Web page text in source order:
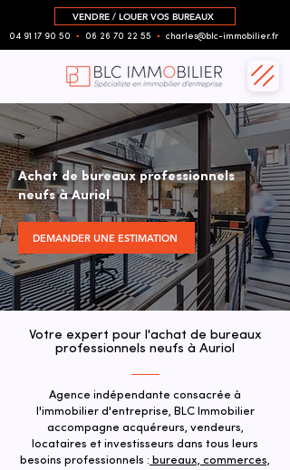
VENDRE / LOUER VOS BUREAUX
04 91 17 90 50 ▪︎ 06 26 70 22 55 ▪︎ charles@blc-immobilier.fr
Achat de bureaux professionnels
neufs à Auriol
DEMANDER UNE ESTIMATION
Votre expert pour l'achat de bureaux
professionnels neufs à Auriol
Agence indépendante consacrée à
l'immobilier d'entreprise, BLC Immobilier
accompagne acquéreurs, vendeurs,
locataires et investisseurs dans tous leurs
besoins professionnels : bureaux, commerces,